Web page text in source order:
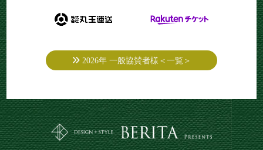
2026年 一般協賛者様＜一覧＞